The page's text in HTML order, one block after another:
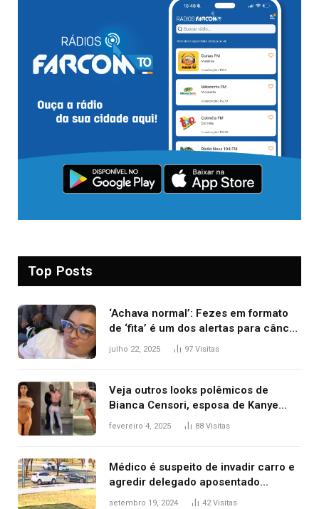
Top Posts
‘Achava normal’: Fezes em formato
de ‘fita’ é um dos alertas para câncer
colorretal; relembre fala de Preta Gil
julho 22, 2025 97 Visitas
Veja outros looks polêmicos de
Bianca Censori, esposa de Kanye
West que apareceu nua no Grammy
fevereiro 4, 2025 88 Visitas
Médico é suspeito de invadir carro e
agredir delegado aposentado
durante confusão no trânsito
setembro 19, 2024 42Visitas